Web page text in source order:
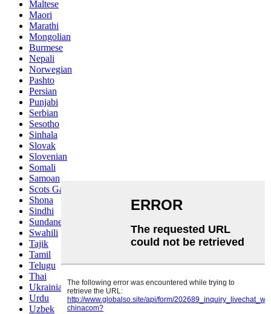
Maltese
Maori
Marathi
Mongolian
Burmese
Nepali
Norwegian
Pashto
Persian
Punjabi
Serbian
Sesotho
Sinhala
Slovak
Slovenian
Somali
Samoan
Scots Gaelic
Shona
Sindhi
Sundanese
Swahili
Tajik
Tamil
Telugu
Thai
Ukrainian
Urdu
Uzbek